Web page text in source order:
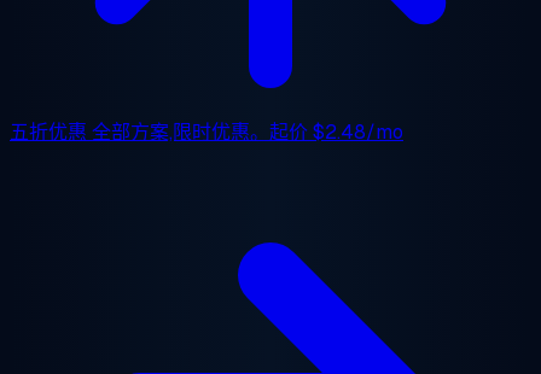
五折优惠 全部方案,限时优惠。起价$2.48/mo